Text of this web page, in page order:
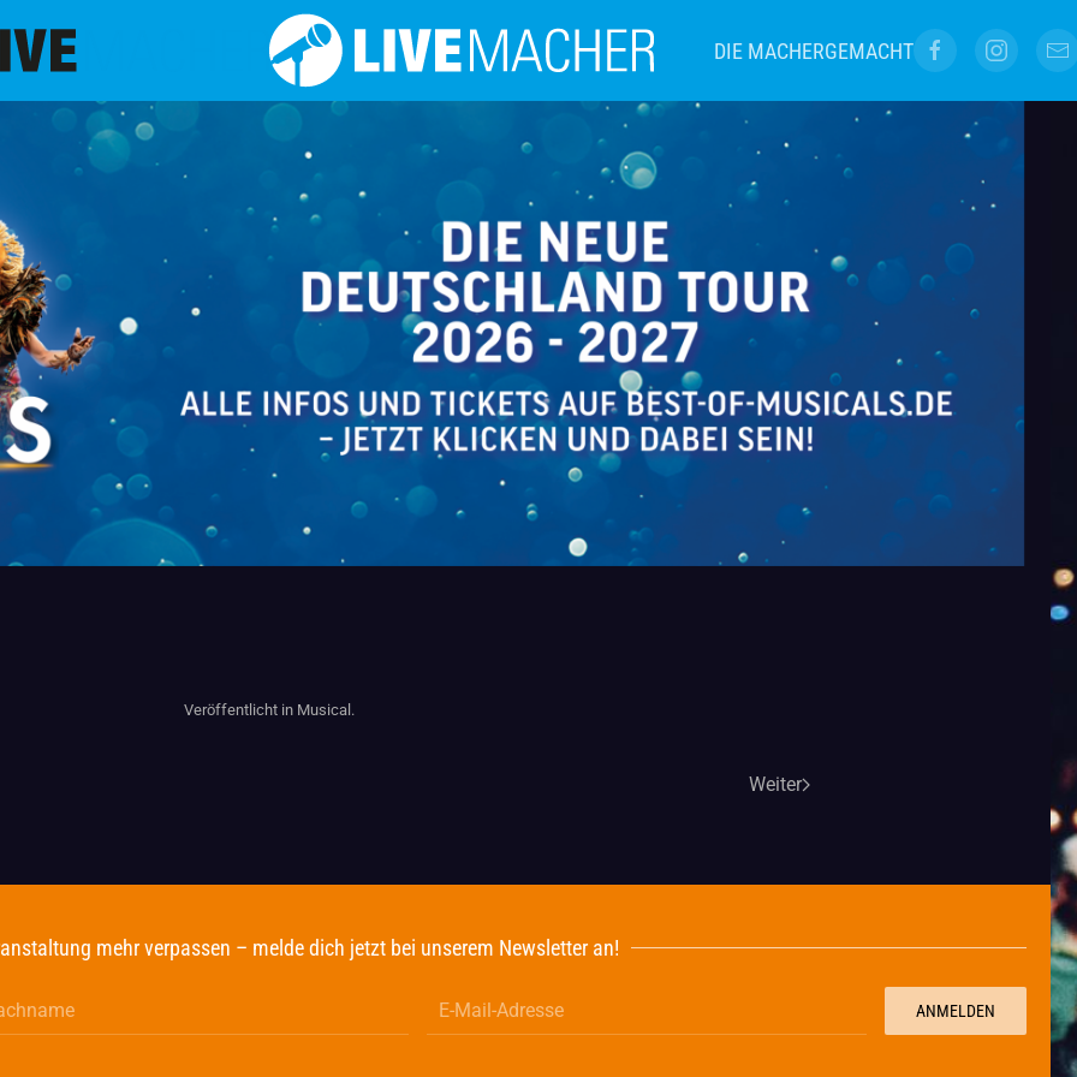
DIE MACHERGEMACHT
Veröffentlicht in Musical.
Weiter
mehr verpassen – melde dich jetzt bei unserem Newsletter an!
ANMELDEN